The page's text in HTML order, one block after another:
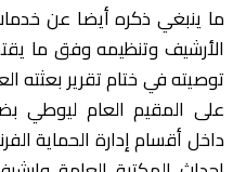
ما ينبغي ذكره أيضا عن
الأرشيف وتنظيمه وفق ما
على المقيم العام ليوطي
داخل أقسام إدارة الحماية